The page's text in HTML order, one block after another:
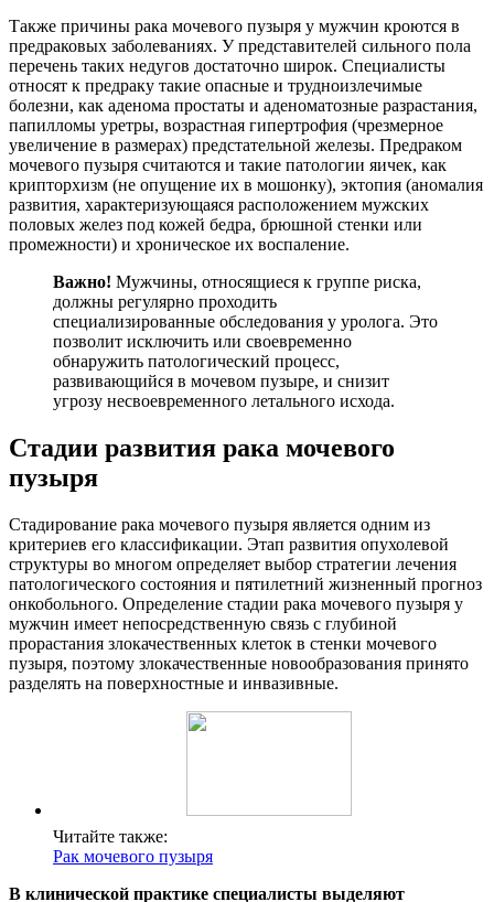
Также причины рака мочевого пузыря у мужчин кроются в
предраковых заболеваниях. У представителей сильного пола
перечень таких недугов достаточно широк. Специалисты
относят к предраку такие опасные и трудноизлечимые
болезни, как аденома простаты и аденоматозные разрастания,
папилломы уретры, возрастная гипертрофия (чрезмерное
увеличение в размерах) предстательной железы. Предраком
мочевого пузыря считаются и такие патологии яичек, как
крипторхизм (не опущение их в мошонку), эктопия (аномалия
развития, характеризующаяся расположением мужских
половых желез под кожей бедра, брюшной стенки или
промежности) и хроническое их воспаление.
Важно! Мужчины, относящиеся к группе риска,
должны регулярно проходить
специализированные обследования у уролога. Это
позволит исключить или своевременно
обнаружить патологический процесс,
развивающийся в мочевом пузыре, и снизит
угрозу несвоевременного летального исхода.
Стадии развития рака мочевого
пузыря
Стадирование рака мочевого пузыря является одним из
критериев его классификации. Этап развития опухолевой
структуры во многом определяет выбор стратегии лечения
патологического состояния и пятилетний жизненный прогноз
онкобольного. Определение стадии рака мочевого пузыря у
мужчин имеет непосредственную связь с глубиной
прорастания злокачественных клеток в стенки мочевого
пузыря, поэтому злокачественные новообразования принято
разделять на поверхностные и инвазивные.
Читайте также:
Рак мочевого пузыря
В клинической практике специалисты выделяют